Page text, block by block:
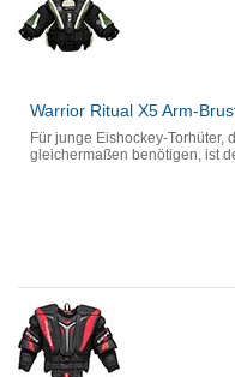
Warrior Ritual X5 Arm-
Für junge Eishockey-Torhüter,
gleichermaßen benötigen, ist